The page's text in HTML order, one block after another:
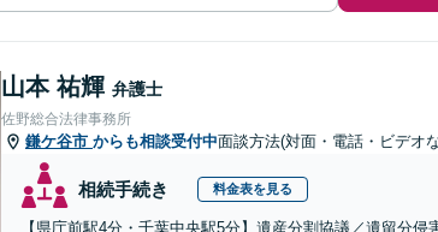
山本 祐輝 弁護士
佐野総合法律事務所
鎌ケ谷市 からも相談受付中面談方法(対面・電話・ビデオ
相続手続き 料金表を見る
【県庁前駅4分・千葉中央駅5分】遺産分割協議／遺留分